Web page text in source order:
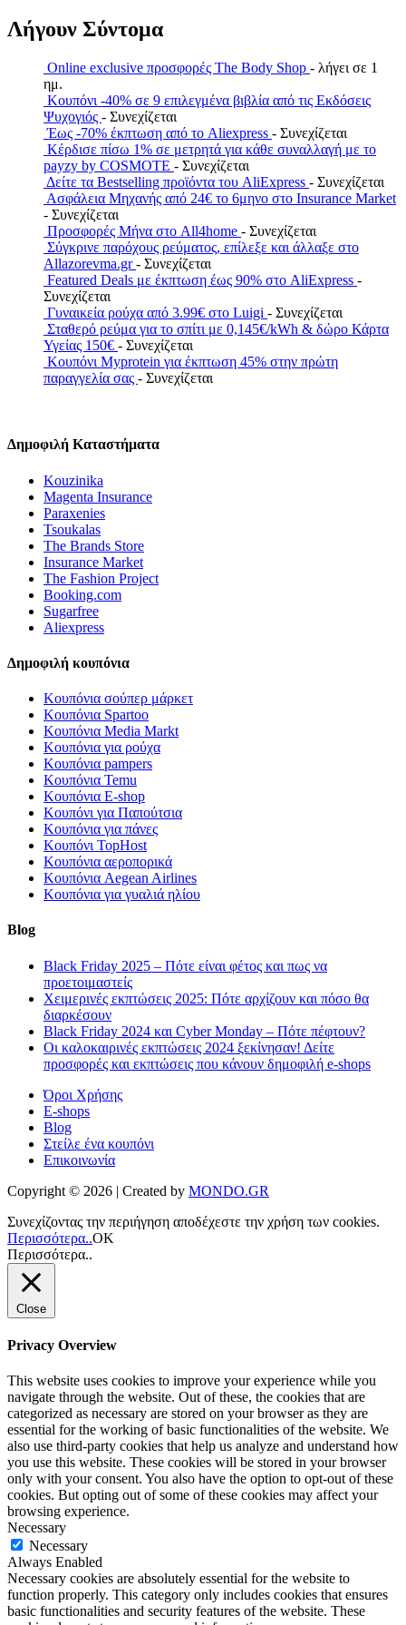
Λήγουν Σύντομα
Online exclusive προσφορές The Body Shop - λήγει σε 1
ημ.
Κουπόνι -40% σε 9 επιλεγμένα βιβλία από τις Εκδόσεις
Ψυχογιός - Συνεχίζεται
Έως -70% έκπτωση από το Aliexpress - Συνεχίζεται
Κέρδισε πίσω 1% σε μετρητά για κάθε συναλλαγή με το
payzy by COSMOTE - Συνεχίζεται
Δείτε τα Bestselling προϊόντα του AliExpress - Συνεχίζεται
Ασφάλεια Μηχανής από 24€ το 6μηνο στο Insurance Market
- Συνεχίζεται
Προσφορές Μήνα στο All4home - Συνεχίζεται
Σύγκρινε παρόχους ρεύματος, επίλεξε και άλλαξε στο
Allazorevma.gr- Συνεχίζεται
Featured Deals με έκπτωση έως 90% στο AliExpress -
Συνεχίζεται
Γυναικεία ρούχα από 3.99€ στο Luigi - Συνεχίζεται
Σταθερό ρεύμα για το σπίτι με 0,145€/kWh & δώρο Κάρτα
Υγείας 150€ - Συνεχίζεται
Κουπόνι Myprotein για έκπτωση 45% στην πρώτη
παραγγελία σας - Συνεχίζεται
Δημοφιλή Καταστήματα
Kouzinika
Magenta Insurance
Paraxenies
Tsoukalas
The Brands Store
Insurance Market
The Fashion Project
Booking.com
Sugarfree
Aliexpress
Δημοφιλή κουπόνια
Κουπόνια σούπερ μάρκετ
Κουπόνια Spartoo
Κουπόνια Media Markt
Κουπόνια για ρούχα
Κουπόνια pampers
Κουπόνια Temu
Κουπόνια E-shop
Κουπόνι για Παπούτσια
Κουπόνια για πάνες
Κουπόνι TopHost
Κουπόνια αεροπορικά
Κουπόνια Aegean Airlines
Κουπόνια για γυαλιά ηλίου
Blog
Black Friday 2025 – Πότε είναι φέτος και πως να
προετοιμαστείς
Χειμερινές εκπτώσεις 2025: Πότε αρχίζουν και πόσο θα
διαρκέσουν
Black Friday 2024 και Cyber Monday – Πότε πέφτουν?
Οι καλοκαιρινές εκπτώσεις 2024 ξεκίνησαν! Δείτε
προσφορές και εκπτώσεις που κάνουν δημοφιλή e-shops
Όροι Χρήσης
E-shops
Blog
Στείλε ένα κουπόνι
Επικοινωνία
Copyright © 2026 | Created by MONDO.GR
Συνεχίζοντας την περιήγηση αποδέχεστε την χρήση των cookies.
Περισσότερα..ΟΚ
Περισσότερα..
Close
Privacy Overview
This website uses cookies to improve your experience while you
navigate through the website. Out of these, the cookies that are
categorized as necessary are stored on your browser as they are
essential for the working of basic functionalities of the website. We
also use third-party cookies that help us analyze and understand how
you use this website. These cookies will be stored in your browser
only with your consent. You also have the option to opt-out of these
cookies. But opting out of some of these cookies may affect your
browsing experience.
Necessary
Necessary
Always Enabled
Necessary cookies are absolutely essential for the website to
function properly. This category only includes cookies that ensures
basic functionalities and security features of the website. These